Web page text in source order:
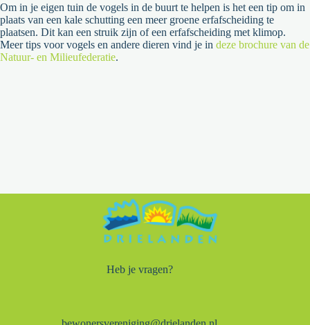
Om in je eigen tuin de vogels in de buurt te helpen is het een tip om in
plaats van een kale schutting een meer groene erfafscheiding te
plaatsen. Dit kan een struik zijn of een erfafscheiding met klimop.
Meer tips voor vogels en andere dieren vind je in deze brochure van de
Natuur- en Milieufederatie.
Heb je vragen?